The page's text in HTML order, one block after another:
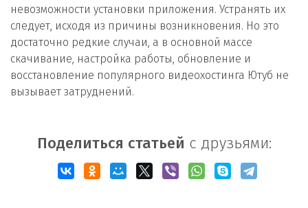
невозможности установки приложения. Устранять их
следует, исходя из причины возникновения. Но это
достаточно редкие случаи, а в основной массе
скачивание, настройка работы, обновление и
восстановление популярного видеохостинга Ютуб не
вызывает затруднений.
Поделиться статьей с друзьями: